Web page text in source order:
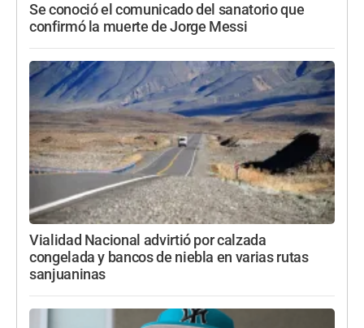
Se conoció el comunicado del sanatorio que
confirmó la muerte de Jorge Messi
Vialidad Nacional advirtió por calzada
congelada y bancos de niebla en varias rutas
sanjuaninas